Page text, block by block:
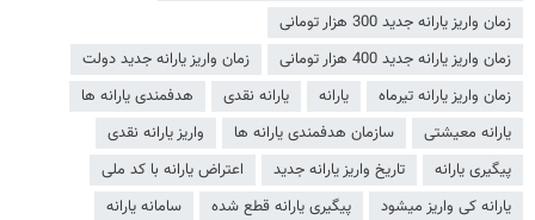
زمان واریز یارانه جدید 300 هزار تومانی
زمان واریز یارانه جدید 400 هزار تومانی
زمان واریز یارانه جدید دولت
زمان واریز یارانه تیرماه
یارانه یارانه نقدی
هدفمندی یارانه ها
یارانه معیشتی
سازمان هدفمندی یارانه ها
واریز یارانه نقدی
پیگیری یارانه
تاریخ واریز یارانه جدید
اعتراض یارانه با کد ملی
یارانه کی واریز میشود
پیگیری یارانه قطع شده
سامانه یارانه